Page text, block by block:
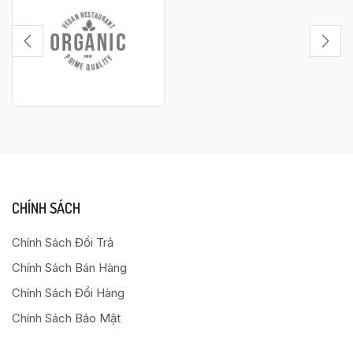
CHÍNH SÁCH
Chính Sách Đổi Trả
Chính Sách Bán Hàng
Chính Sách Đổi Hàng
Chính Sách Bảo Mật